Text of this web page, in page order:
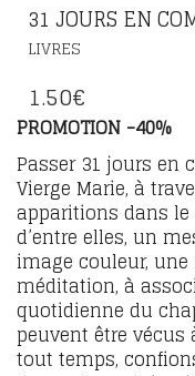
31 JOURS EN
LIVRES
1.50€
PROMOTION -40%
Passer 31 jours en
Vierge Marie, à
apparitions dans
d’entre elles, un
image couleur,
méditation, à
quotidienne du
peuvent être vécus
tout temps,